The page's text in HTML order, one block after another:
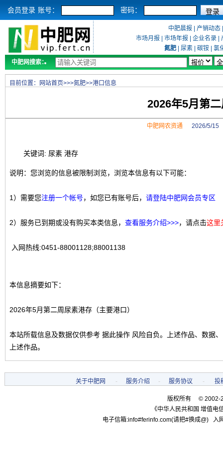
会员登录 账号： 密码：
中肥晨报 产销动态
市场月报
市场年报 企业名录
氮肥
尿素 碳铵
氯
中肥网搜索：
目前位置： 网站首页>>>氮肥>>港口信息
2026年5月第
中肥网农资通 2026/5/15
关键词: 尿素 港存
说明：您浏览的信息被限制浏览，浏览本信息有以下可能：
1）需要您注册一个帐号，如您已有账号后， 请登陆中肥网会员专区
2）服务已到期或没有购买本类信息， 查看服务介绍>>>，请点击这里
入网热线:0451-88001128;88001138
本信息摘要如下：
2026年5月第二周尿素港存（主要港口）
本站所载信息及数据仅供参考 据此操作 风险自负。上述作品、数据
上述作品。
关于中肥网 - 服务介绍 - 服务协议 - 投
版权所有 © 2002-
《中华人民共和国 增值电
电子信箱:info#ferinfo.com(请把#换成@)